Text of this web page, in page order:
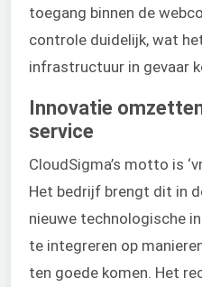
toegang binnen de
controle duidelijk, wat
infrastructuur in gevaar
Innovatie
service
CloudSigma’s motto is
Het bedrijf brengt dit in
nieuwe technologische
te integreren op
ten goede komen. Het